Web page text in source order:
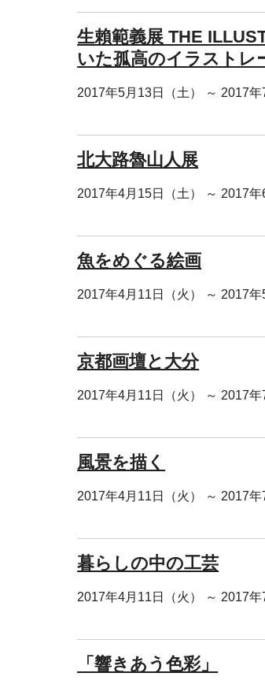
生賴範義展 THE
いた孤高のイラストレ
2017年5月13日（土） ～ 2017年
北大路魯山人展
2017年4月15日（土） ～ 2017年
魚をめぐる絵画
2017年4月11日（火） ～ 2017年
京都画壇と大分
2017年4月11日（火） ～ 2017年
風景を描く
2017年4月11日（火） ～ 2017年
暮らしの中の工芸
2017年4月11日（火） ～ 2017年
「響きあう色彩」